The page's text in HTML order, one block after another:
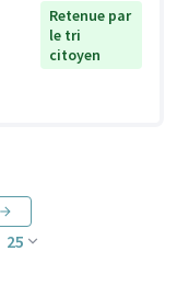
Retenue par
le tri
citoyen
25